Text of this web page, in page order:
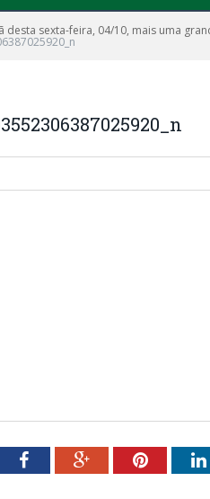
desta sexta-feira, 04/10, mais uma
FacebookGoogle+Pinterest